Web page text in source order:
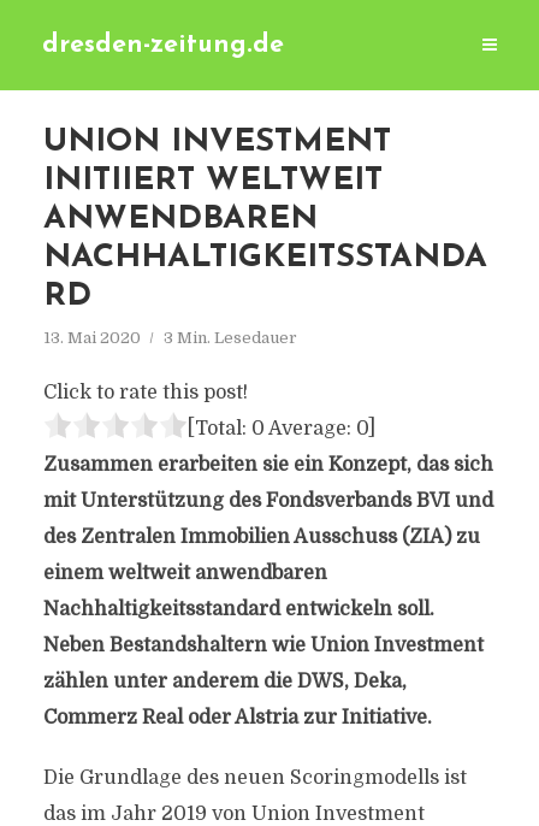
dresden-zeitung.de
UNION INVESTMENT
INITIIERT WELTWEIT
ANWENDBAREN
NACHHALTIGKEITSSTANDA
RD
13. Mai 2020 3 Min. Lesedauer
Click to rate this post!
[Total: 0 Average: 0]
Zusammen erarbeiten sie ein Konzept, das sich
mit Unterstützung des Fondsverbands BVI und
des Zentralen Immobilien Ausschuss (ZIA) zu
einem weltweit anwendbaren
Nachhaltigkeitsstandard entwickeln soll.
Neben Bestandshaltern wie Union Investment
zählen unter anderem die DWS, Deka,
Commerz Real oder Alstria zur Initiative.
Die Grundlage des neuen Scoringmodells ist
das im Jahr 2019 von Union Investment